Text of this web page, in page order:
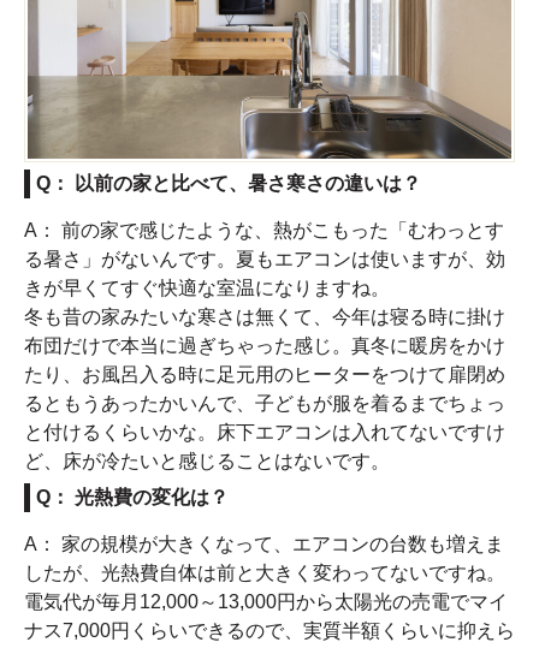
Q： 以前の家と比べて、暑さ寒さの違いは？
A： 前の家で感じたような、熱がこもった「むわっとす
る暑さ」がないんです。夏もエアコンは使いますが、効
きが早くてすぐ快適な室温になりますね。
冬も昔の家みたいな寒さは無くて、今年は寝る時に掛け
布団だけで本当に過ぎちゃった感じ。真冬に暖房をかけ
たり、お風呂入る時に足元用のヒーターをつけて扉閉め
るともうあったかいんで、子どもが服を着るまでちょっ
と付けるくらいかな。床下エアコンは入れてないですけ
ど、床が冷たいと感じることはないです。
Q： 光熱費の変化は？
A： 家の規模が大きくなって、エアコンの台数も増えま
したが、光熱費自体は前と大きく変わってないですね。
電気代が毎月12,000～13,000円から太陽光の売電でマイ
ナス7,000円くらいできるので、実質半額くらいに抑えら